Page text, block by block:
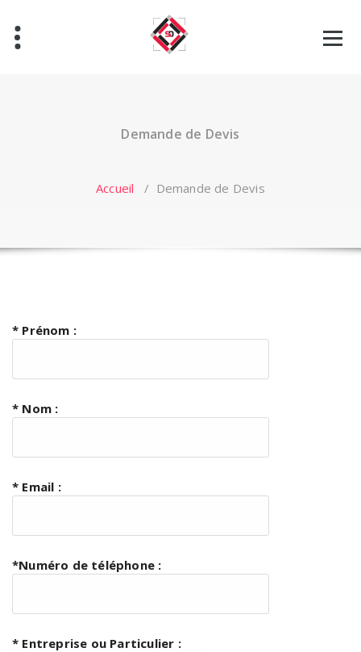
contenu
Demande de Devis
Accueil / Demande de Devis
* Prénom :
* Nom :
* Email :
*Numéro de téléphone :
* Entreprise ou Particulier :